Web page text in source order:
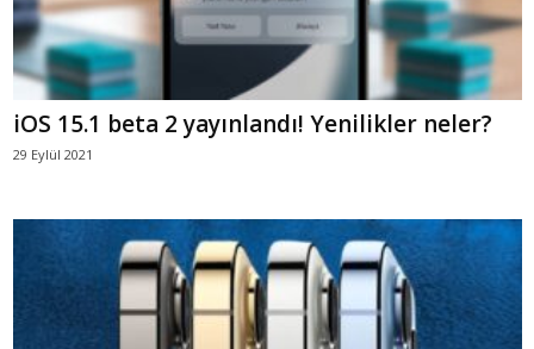
iOS 15.1 beta 2 yayınlandı! Yenilikler neler?
29 Eylül 2021